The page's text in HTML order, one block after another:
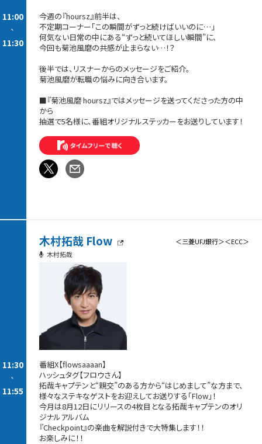
11:00
-
11:30
今週の『hoursz』前半は、
不定期コーナー「この瞬間がずっと続けばいいのに…」
何気ない日常の中にある“ずっと続いてほしい瞬間”に、
今回も菊池風磨の共感が止まらない…！？
後半では、リスナーからのメッセージをご紹介。
菊池風磨が転職の悩みに向き合います。
■『菊池風磨 hoursz』ではメッセージを送ってくださった方の中
から
抽選で5名様に、番組オリジナルステッカーをお送りしています！
11:30
-
11:55
木村拓哉 Flow
＜三菱UFJ銀行＞＜ECC＞
木村拓哉
番組X【flowsaaaan】
ハッシュタグ【フロウさん】
拓哉キャプテンと“親交”のある方から“はじめまして”な方まで、
様々なステキなゲストをお迎えしてお送りする「Flow」！
今月は8月12日にリリースの4枚目となる拓哉キャプテンのオリ
ジナルアルバム
『Checkpoint』の楽曲を解説付きで大特集します！！
お楽しみに！！